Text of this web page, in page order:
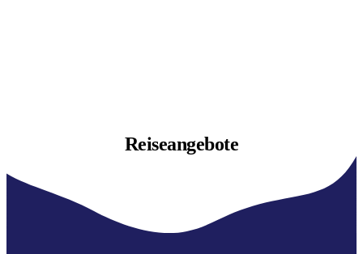
Reiseangebote